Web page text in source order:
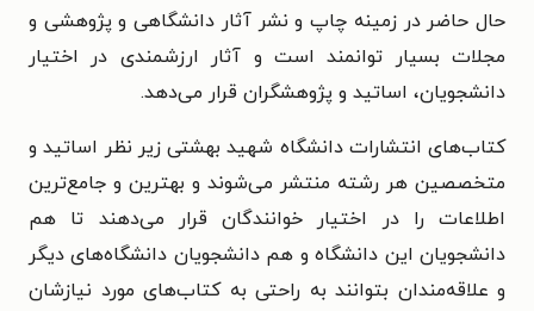
حال حاضر در زمینه چاپ و نشر آثار دانشگاهی و پژوهشی و
مجلات بسیار توانمند است و آثار ارزشمندی در اختیار
دانشجویان، اساتید و پژوهشگران قرار می‌دهد.
کتاب‌های انتشارات دانشگاه شهید بهشتی زیر نظر اساتید و
متخصصین هر رشته منتشر می‌شوند و بهترین و جامع‌ترین
اطلاعات را در اختیار خوانندگان قرار می‌دهند تا هم
دانشجویان این دانشگاه و هم دانشجویان دانشگاه‌های دیگر
و علاقه‌مندان بتوانند به راحتی به کتاب‌های مورد نیازشان